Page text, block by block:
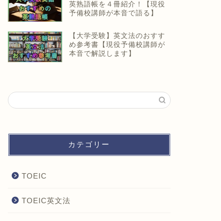
英熟語帳を４冊紹介！【現役
予備校講師が本音で語る】
【大学受験】英文法のおすす
め参考書【現役予備校講師が
本音で解説します】
カテゴリー
TOEIC
TOEIC英文法